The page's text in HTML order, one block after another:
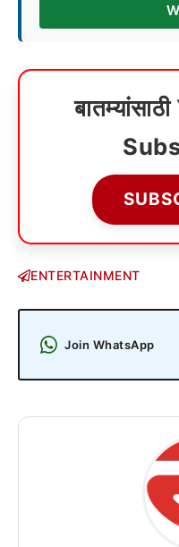
ENTERTAINMENT
Join WhatsApp